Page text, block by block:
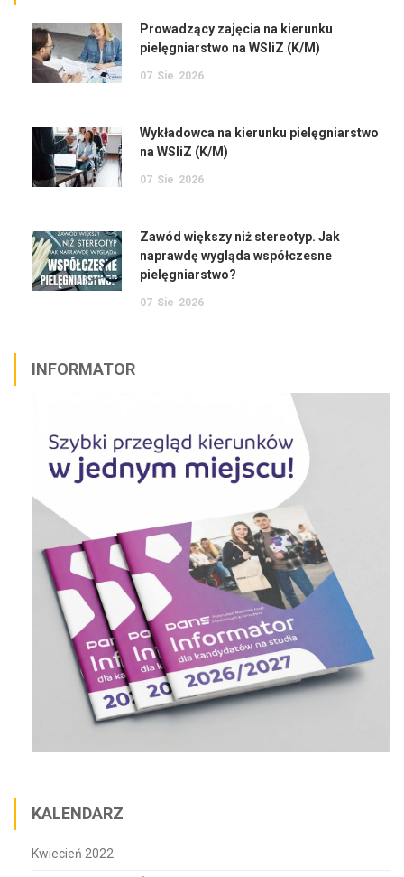
Prowadzący zajęcia na kierunku
pielęgniarstwo na WSIiZ (K/M)
07 Sie 2026
Wykładowca na kierunku pielęgniarstwo
na WSIiZ (K/M)
07 Sie 2026
Zawód większy niż stereotyp. Jak
naprawdę wygląda współczesne
pielęgniarstwo?
07 Sie 2026
INFORMATOR
KALENDARZ
Kwiecień 2022